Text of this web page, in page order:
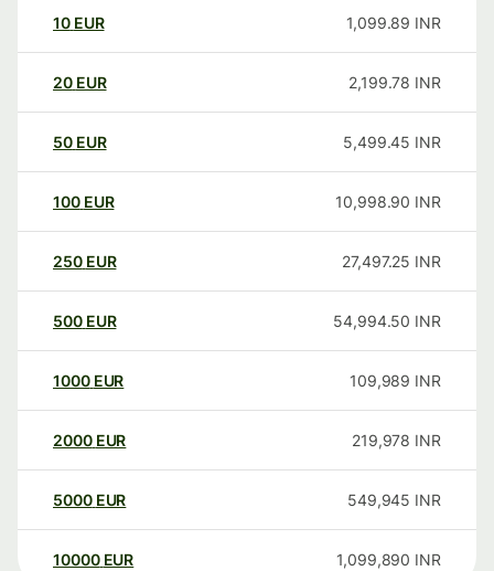
10 EUR 1,099.89 INR
20 EUR 2,199.78 INR
50 EUR 5,499.45 INR
100 EUR 10,998.90 INR
250 EUR 27,497.25 INR
500 EUR 54,994.50 INR
1000 EUR 109,989 INR
2000 EUR 219,978 INR
5000 EUR 549,945 INR
10000 EUR 1,099,890 INR